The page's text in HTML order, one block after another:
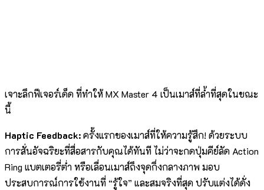
เจาะลึกฟีเจอร์เด็ด ที่ทำให้ MX Master 4 เป็นเมาส์ที่ล้ำที่สุดในขณะ
นี้
Haptic Feedback:ครั้งแรกของเมาส์ที่ให้ความรู้สึก! ด้วยระบบ
การสั่นอัจฉริยะที่สื่อสารกับคุณได้ทันที ไม่ว่าจะกดปุ่มคีย์ลัด Action
Ring แบตเตอรี่ต่ำ หรือเลื่อนเมาส์ถึงจุดกึ่งกลางภาพ มอบ
ประสบการณ์การใช้งานที่ “รู้ใจ” และสมจริงที่สุด ปรับแต่งได้ดั่ง